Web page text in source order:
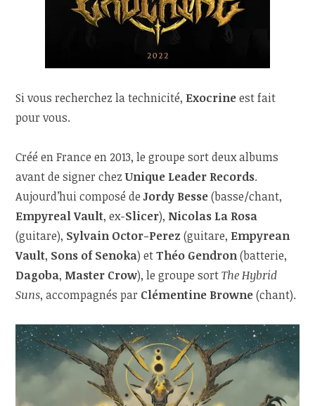
Si vous recherchez la technicité, Exocrineest fait
pour vous.
Créé en France en 2013, le groupe sort deux albums
avant de signer chezUnique Leader Records.
Aujourd’hui composé deJordy Besse(basse/chant,
Empyreal Vault, ex-Slicer), Nicolas La Rosa
(guitare), Sylvain Octor-Perez (guitare, Empyrean
Vault, Sons of Senoka) etThéo Gendron(batterie,
Dagoba, Master Crow), le groupe sortThe Hybrid
Suns, accompagnés par Clémentine Browne(chant).